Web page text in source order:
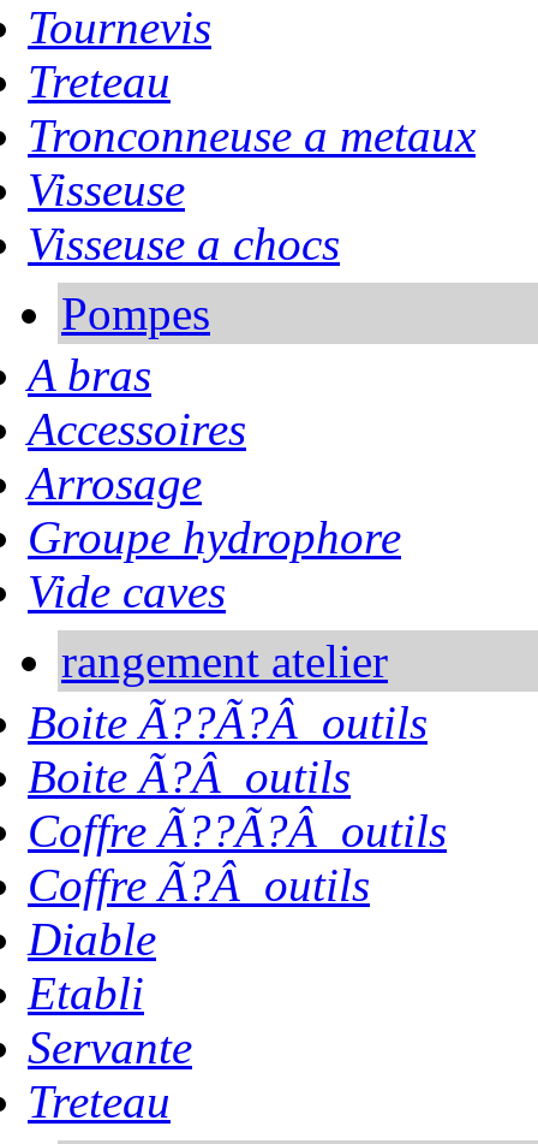
Tournevis
Treteau
Tronconneuse a metaux
Visseuse
Visseuse a chocs
Pompes
A bras
Accessoires
Arrosage
Groupe hydrophore
Vide caves
rangement atelier
Boite Ã??Ã?Â outils
Boite Ã?Â outils
Coffre Ã??Ã?Â outils
Coffre Ã?Â outils
Diable
Etabli
Servante
Treteau